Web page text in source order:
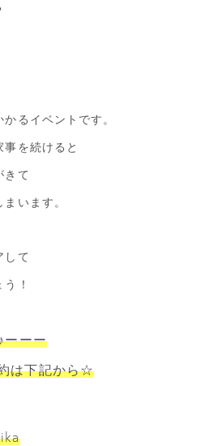
るイベントです。
を続けると
きて
います。
して
！
ーーー
は下記から☆